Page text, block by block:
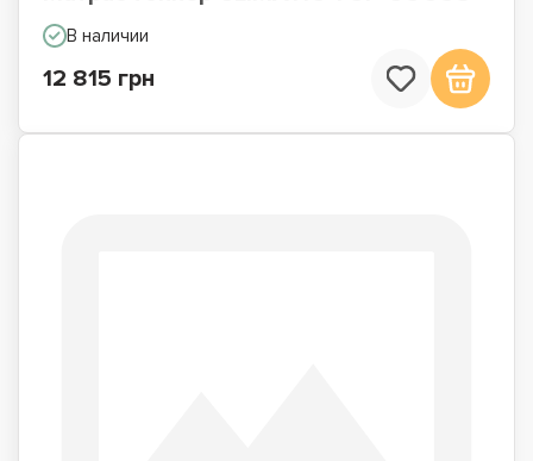
В наличии
12 815 грн